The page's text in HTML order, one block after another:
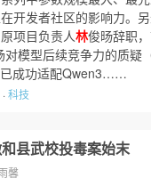
开发者社区的影响力。
项目负责人林俊旸辞职
对模型后续竞争力的质疑
成功适配Qwen3……
科技
县武校投毒案始末
馨